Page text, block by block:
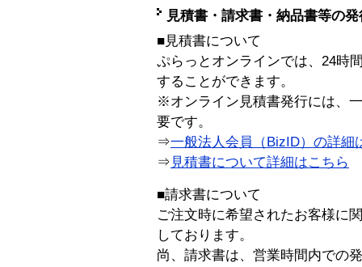
見積書・請求書・納品書等の
■見積書について
ぷらっとオンラインでは、24時
することができます。
※オンライン見積書発行には、
要です。
⇒一般法人会員（BizID）の詳細
⇒ 見積書について詳細はこちら
■請求書について
ご注文時に希望されたお客様に
しております。
尚、請求書は、営業時間内での